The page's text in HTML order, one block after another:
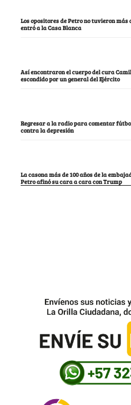
Los opositores de Petro no tuvieron
entró a la Casa Blanca
Así encontraron el cuerpo del cura
escondido por un general del Ejército
Regresar a la radio para comentar
contra la depresión
La casona más de 100 años de la
Petro afinó su cara a cara con Trump